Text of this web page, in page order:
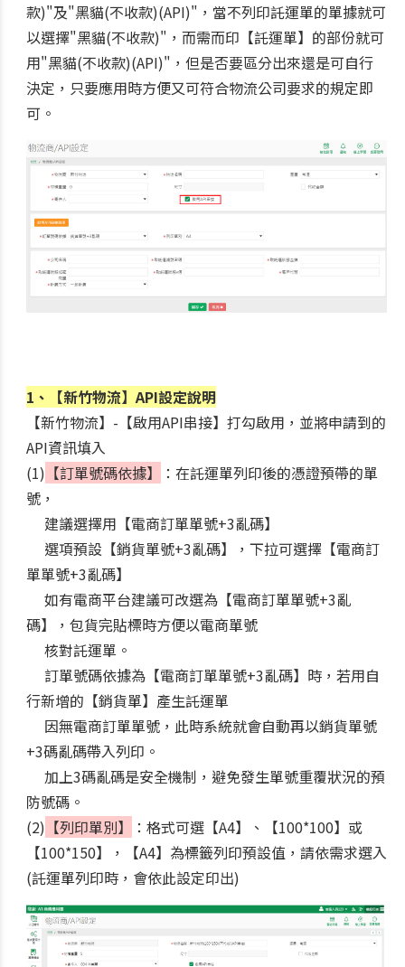
款)"及"黑貓(不收款)(API)"，當不列印託運單的單據就可
以選擇"黑貓(不收款)"，而需而印【託運單】的部份就可
用"黑貓(不收款)(API)"，但是否要區分出來還是可自行
決定，只要應用時方便又可符合物流公司要求的規定即
可。
1、【新竹物流】API設定說明
【新竹物流】-【啟用API串接】打勾啟用，並將申請到的
API資訊填入
(1) 【訂單號碼依據】
：在託運單列印後的憑證預帶的單
號，
建議選擇用【電商訂單單號+3亂碼】
選項預設【銷貨單號+3亂碼】，下拉可選擇【電商訂
單單號+3亂碼】
如有電商平台建議可改選為【電商訂單單號+3亂
碼】，包貨完貼標時方便以電商單號
核對託運單。
訂單號碼依據為【電商訂單單號+3亂碼】時，若用自
行新增的【銷貨單】產生託運單
因無電商訂單單號，此時系統就會自動再以銷貨單號
+3碼亂碼帶入列印。
加上3碼亂碼是安全機制，避免發生單號重覆狀況的預
防號碼。
(2) 【列印單別】
：格式可選【A4】、【100*100】或
【100*150】，【A4】為標籤列印預設值，請依需求選入
(託運單列印時，會依此設定印出)